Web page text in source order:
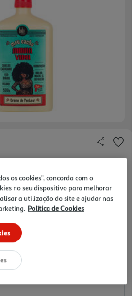
os cookies", concorda com o
no seu dispositivo para melhorar
a utilização do site e ajudar nas
Política de Cookies